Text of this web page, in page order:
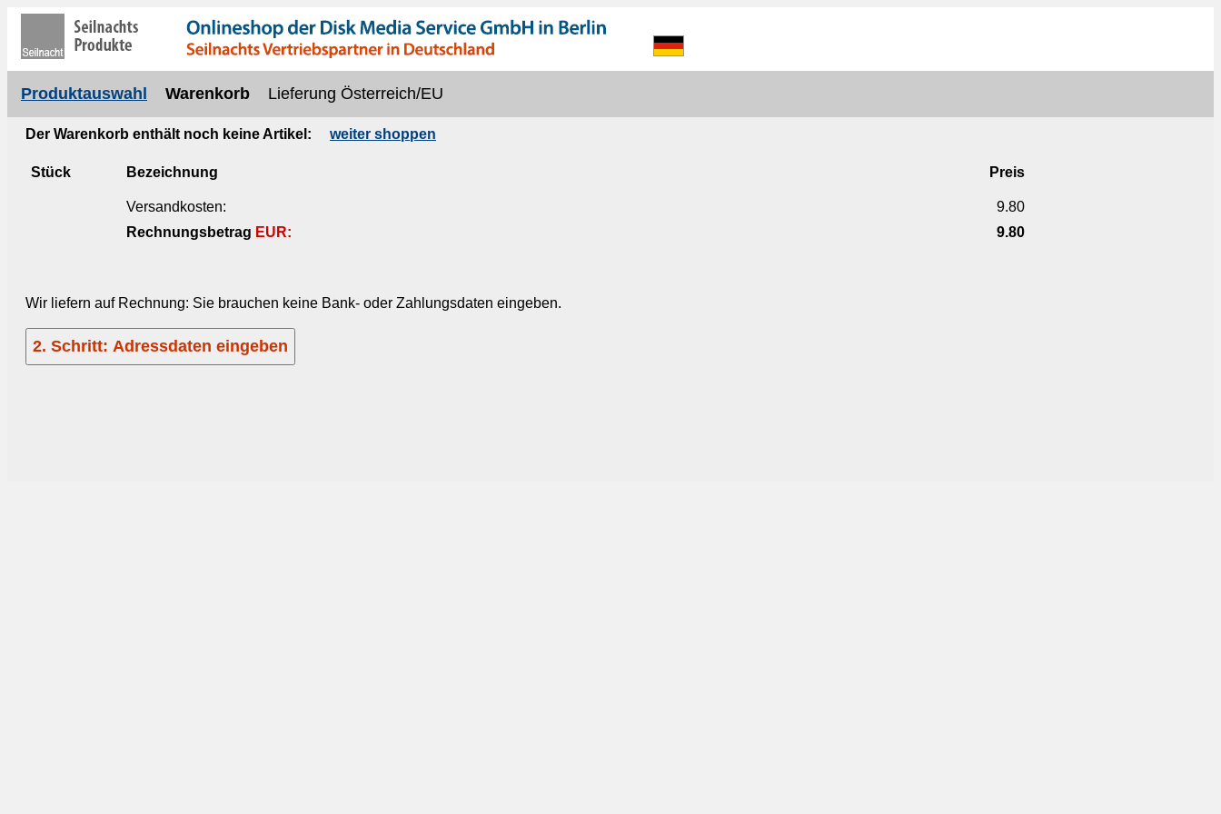
Produktauswahl Warenkorb Lieferung Österreich/EU
Der Warenkorb enthält noch keine Artikel: weiter shoppen
Stück Bezeichnung Preis
Versandkosten:
9.80
Rechnungsbetrag EUR: 9.80
Wir liefern auf Rechnung: Sie brauchen keine Bank- oder Zahlungsdaten eingeben.